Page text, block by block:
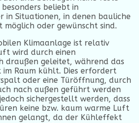
beliebt in
in Situationen, in denen bauliche
möglich oder gewünscht sind.
Klimaanlage ist relativ
wird durch einen
draußen geleitet, während das
Raum kühlt. Dies erfordert
oder eine Türöffnung, durch
nach außen geführt werden
sichergestellt werden, dass
keine bzw. kaum warme Luft
gelangt, da der Kühleffekt